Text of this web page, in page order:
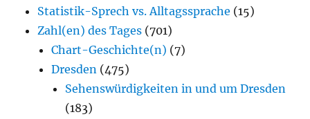
Statistik-Sprech vs. Alltagssprache (15)
Zahl(en) des Tages (701)
Chart-Geschichte(n) (7)
Dresden (475)
Sehenswürdigkeiten in und um Dresden
(183)